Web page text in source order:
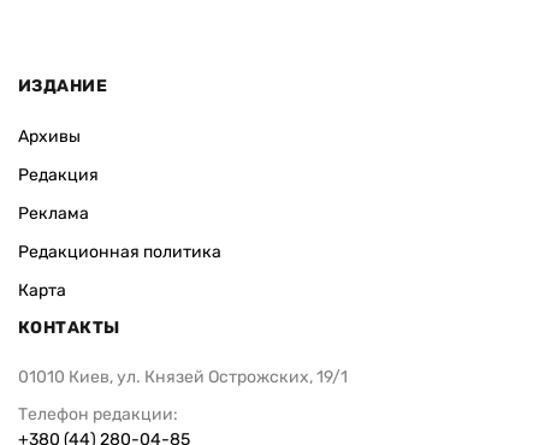
ИЗДАНИЕ
Архивы
Редакция
Реклама
Редакционная политика
Карта
КОНТАКТЫ
01010 Киев, ул. Князей Острожских, 19/1
Телефон редакции:
+380 (44) 280-04-85